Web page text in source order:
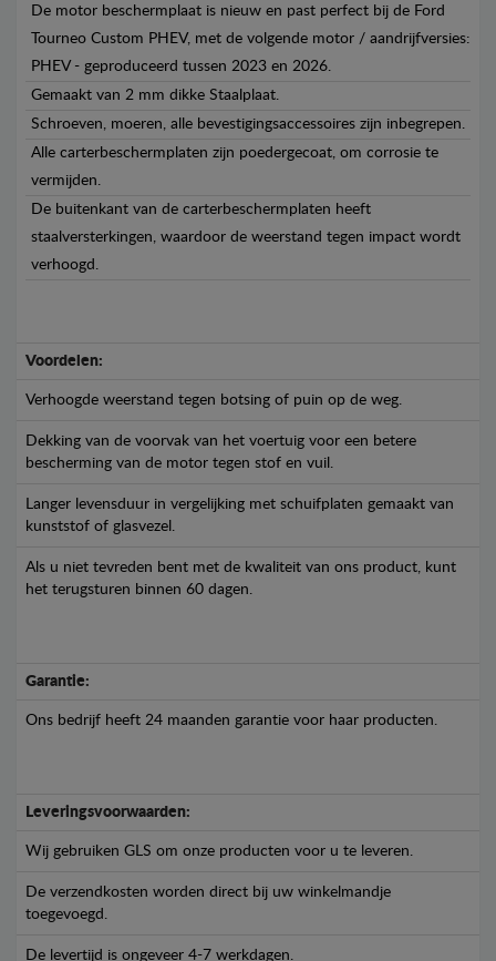
De motor beschermplaat is nieuw en past perfect bij de Ford
Tourneo Custom PHEV, met de volgende motor / aandrijfversies:
PHEV - geproduceerd tussen 2023 en 2026.
Gemaakt van 2 mm dikke Staalplaat.
Schroeven, moeren, alle bevestigingsaccessoires zijn inbegrepen.
Alle carterbeschermplaten zijn poedergecoat, om corrosie te
vermijden.
De buitenkant van de carterbeschermplaten heeft
staalversterkingen, waardoor de weerstand tegen impact wordt
verhoogd.
Voordelen:
Verhoogde weerstand tegen botsing of puin op de weg.
Dekking van de voorvak van het voertuig voor een betere
bescherming van de motor tegen stof en vuil.
Langer levensduur in vergelijking met schuifplaten gemaakt van
kunststof of glasvezel.
Als u niet tevreden bent met de kwaliteit van ons product, kunt
het terugsturen binnen 60 dagen.
Garantie:
Ons bedrijf heeft 24 maanden garantie voor haar producten.
Leveringsvoorwaarden:
Wij gebruiken GLS om onze producten voor u te leveren.
De verzendkosten worden direct bij uw winkelmandje
toegevoegd.
De levertijd is ongeveer 4-7 werkdagen.